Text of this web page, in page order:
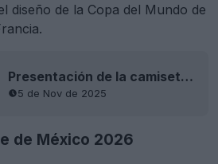
diseño de la Copa del Mundo de
Presentación de la camiseta local de México para la Copa del Mundo de 2026
5 de Nov de 2025
de México 2026